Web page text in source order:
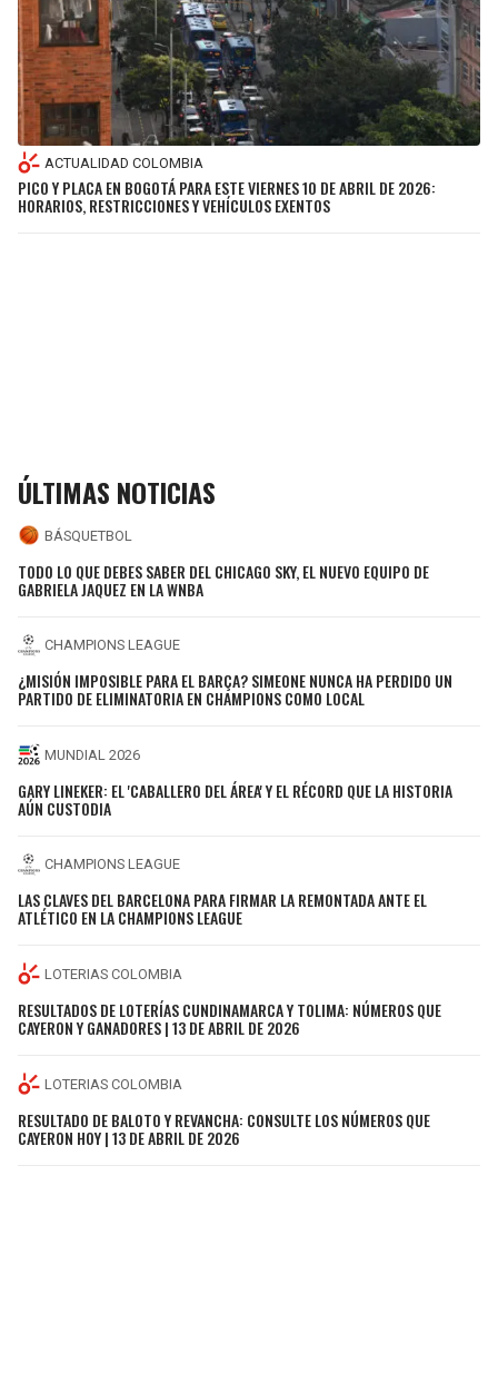
ACTUALIDAD COLOMBIA
PICO Y PLACA EN BOGOTÁ PARA ESTE VIERNES 10 DE ABRIL DE 2026:
HORARIOS, RESTRICCIONES Y VEHÍCULOS EXENTOS
ÚLTIMAS NOTICIAS
BÁSQUETBOL
TODO LO QUE DEBES SABER DEL CHICAGO SKY, EL NUEVO EQUIPO DE
GABRIELA JAQUEZ EN LA WNBA
CHAMPIONS LEAGUE
¿MISIÓN IMPOSIBLE PARA EL BARÇA? SIMEONE NUNCA HA PERDIDO UN
PARTIDO DE ELIMINATORIA EN CHAMPIONS COMO LOCAL
MUNDIAL 2026
GARY LINEKER: EL 'CABALLERO DEL ÁREA' Y EL RÉCORD QUE LA HISTORIA
AÚN CUSTODIA
CHAMPIONS LEAGUE
LAS CLAVES DEL BARCELONA PARA FIRMAR LA REMONTADA ANTE EL
ATLÉTICO EN LA CHAMPIONS LEAGUE
LOTERIAS COLOMBIA
RESULTADOS DE LOTERÍAS CUNDINAMARCA Y TOLIMA: NÚMEROS QUE
CAYERON Y GANADORES | 13 DE ABRIL DE 2026
LOTERIAS COLOMBIA
RESULTADO DE BALOTO Y REVANCHA: CONSULTE LOS NÚMEROS QUE
CAYERON HOY | 13 DE ABRIL DE 2026